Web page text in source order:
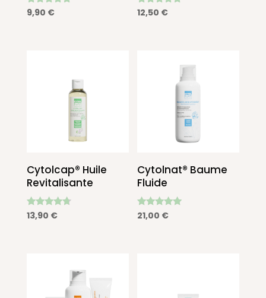
Note
4.92
9,90 €
Note
4.86
12,50 €
Cytolcap® Huile
Revitalisante
Note
4.50
13,90 €
Cytolnat® Baume
Fluide
Note
4.79
21,00 €